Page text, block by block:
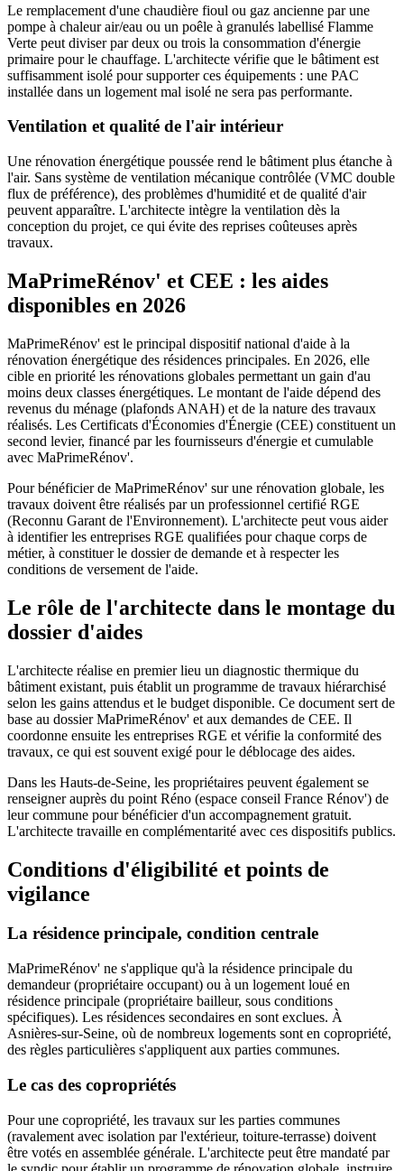
Le remplacement d'une chaudière fioul ou gaz ancienne par une
pompe à chaleur air/eau ou un poêle à granulés labellisé Flamme
Verte peut diviser par deux ou trois la consommation d'énergie
primaire pour le chauffage. L'architecte vérifie que le bâtiment est
suffisamment isolé pour supporter ces équipements : une PAC
installée dans un logement mal isolé ne sera pas performante.
Ventilation et qualité de l'air intérieur
Une rénovation énergétique poussée rend le bâtiment plus étanche à
l'air. Sans système de ventilation mécanique contrôlée (VMC double
flux de préférence), des problèmes d'humidité et de qualité d'air
peuvent apparaître. L'architecte intègre la ventilation dès la
conception du projet, ce qui évite des reprises coûteuses après
travaux.
MaPrimeRénov' et CEE : les aides
disponibles en 2026
MaPrimeRénov' est le principal dispositif national d'aide à la
rénovation énergétique des résidences principales. En 2026, elle
cible en priorité les rénovations globales permettant un gain d'au
moins deux classes énergétiques. Le montant de l'aide dépend des
revenus du ménage (plafonds ANAH) et de la nature des travaux
réalisés. Les Certificats d'Économies d'Énergie (CEE) constituent un
second levier, financé par les fournisseurs d'énergie et cumulable
avec MaPrimeRénov'.
Pour bénéficier de MaPrimeRénov' sur une rénovation globale, les
travaux doivent être réalisés par un professionnel certifié RGE
(Reconnu Garant de l'Environnement). L'architecte peut vous aider
à identifier les entreprises RGE qualifiées pour chaque corps de
métier, à constituer le dossier de demande et à respecter les
conditions de versement de l'aide.
Le rôle de l'architecte dans le montage du
dossier d'aides
L'architecte réalise en premier lieu un diagnostic thermique du
bâtiment existant, puis établit un programme de travaux hiérarchisé
selon les gains attendus et le budget disponible. Ce document sert de
base au dossier MaPrimeRénov' et aux demandes de CEE. Il
coordonne ensuite les entreprises RGE et vérifie la conformité des
travaux, ce qui est souvent exigé pour le déblocage des aides.
Dans les Hauts-de-Seine, les propriétaires peuvent également se
renseigner auprès du point Réno (espace conseil France Rénov') de
leur commune pour bénéficier d'un accompagnement gratuit.
L'architecte travaille en complémentarité avec ces dispositifs publics.
Conditions d'éligibilité et points de
vigilance
La résidence principale, condition centrale
MaPrimeRénov' ne s'applique qu'à la résidence principale du
demandeur (propriétaire occupant) ou à un logement loué en
résidence principale (propriétaire bailleur, sous conditions
spécifiques). Les résidences secondaires en sont exclues. À
Asnières-sur-Seine, où de nombreux logements sont en copropriété,
des règles particulières s'appliquent aux parties communes.
Le cas des copropriétés
Pour une copropriété, les travaux sur les parties communes
(ravalement avec isolation par l'extérieur, toiture-terrasse) doivent
être votés en assemblée générale. L'architecte peut être mandaté par